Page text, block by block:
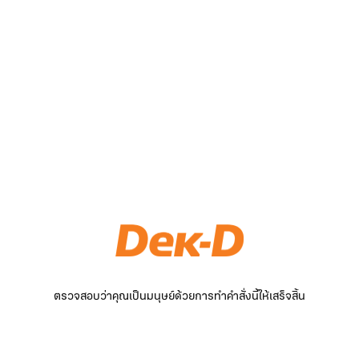
ตรวจสอบว่าคุณเป็นมนุษย์ด้วยการทำคำสั่งนี้ให้เสร็จสิ้น